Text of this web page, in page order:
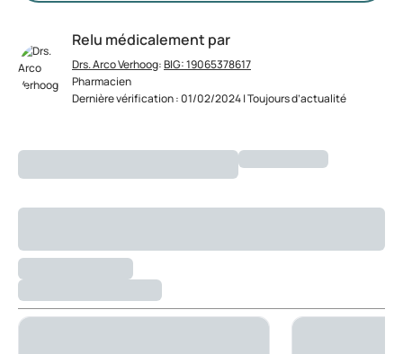
Relu médicalement par
Drs. Arco Verhoog:BIG: 19065378617
Pharmacien
Dernière vérification : 01/02/2024 | Toujours d’actualité